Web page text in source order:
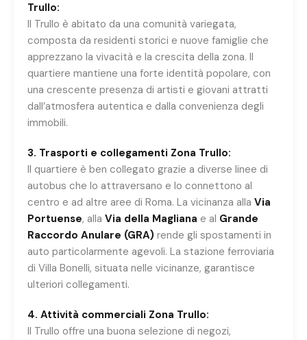
Trullo:
Il Trullo è abitato da una comunità variegata,
composta da residenti storici e nuove famiglie che
apprezzano la vivacità e la crescita della zona. Il
quartiere mantiene una forte identità popolare, con
una crescente presenza di artisti e giovani attratti
dall’atmosfera autentica e dalla convenienza degli
immobili.
3. Trasporti e collegamenti Zona Trullo:
Il quartiere è ben collegato grazie a diverse linee di
autobus che lo attraversano e lo connettono al
centro e ad altre aree di Roma. La vicinanza alla Via
Portuense, alla Via della Magliana e al Grande
Raccordo Anulare (GRA) rende gli spostamenti in
auto particolarmente agevoli. La stazione ferroviaria
di Villa Bonelli, situata nelle vicinanze, garantisce
ulteriori collegamenti.
4. Attività commerciali Zona Trullo:
Il Trullo offre una buona selezione di negozi,